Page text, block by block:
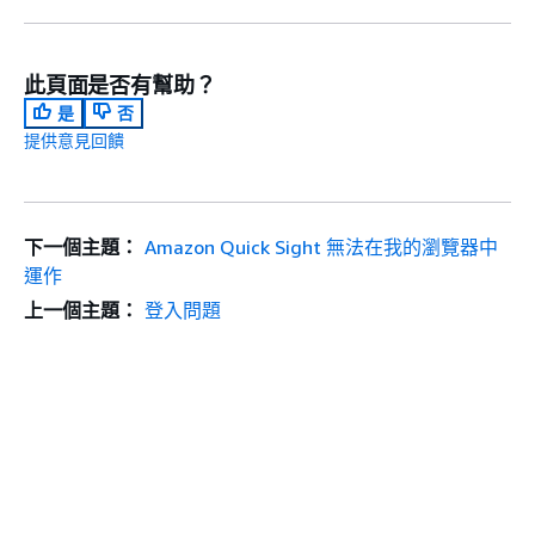
此頁面是否有幫助？
是
否
提供意見回饋
下一個主題： Amazon Quick Sight 無法在我的瀏覽器中
運作
上一個主題： 登入問題